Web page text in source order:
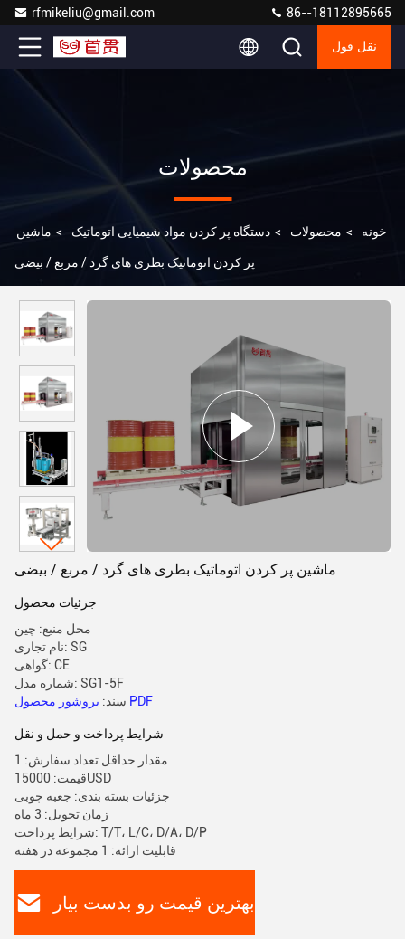
rfmikeliu@gmail.com 86--18112895665
نقل قول
محصولات
خونه > محصولات > دستگاه پر کردن مواد شیمیایی اتوماتیک > ماشین
پر کردن اتوماتیک بطری های گرد / مربع / بیضی
ماشین پر کردن اتوماتیک بطری های گرد / مربع / بیضی
جزئیات محصول
محل منبع: چین
نام تجاری: SG
گواهی: CE
شماره مدل: SG1-5F
سند: بروشور محصول PDF
شرایط پرداخت و حمل و نقل
مقدار حداقل تعداد سفارش: 1
قیمت: 15000USD
جزئیات بسته بندی: جعبه چوبی
زمان تحویل: 3 ماه
شرایط پرداخت: T/T، L/C، D/A، D/P
قابلیت ارائه: 1 مجموعه در هفته
بهترین قیمت رو بدست بیار